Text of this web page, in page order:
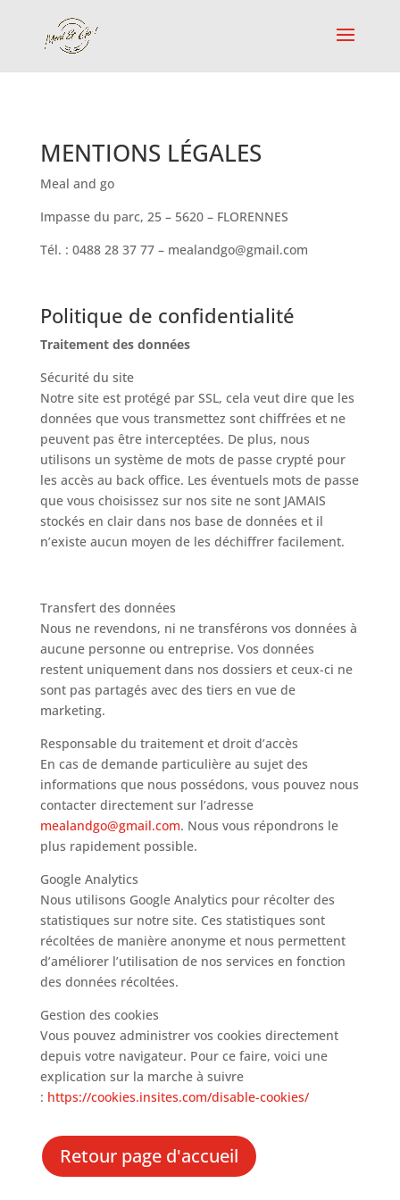
MENTIONS LÉGALES
Meal and go
Impasse du parc, 25 – 5620 – FLORENNES
Tél. : 0488 28 37 77 –mealandgo@gmail.com
Politique de confidentialité
Traitement des données
Sécurité du site
Notre site est protégé par SSL, cela veut dire que les
données que vous transmettez sont chiffrées et ne
peuvent pas être interceptées. De plus, nous
utilisons un système de mots de passe crypté pour
les accès au back office. Les éventuels mots de passe
que vous choisissez sur nos site ne sont JAMAIS
stockés en clair dans nos base de données et il
n’existe aucun moyen de les déchiffrer facilement.
Transfert des données
Nous ne revendons, ni ne transférons vos données à
aucune personne ou entreprise. Vos données
restent uniquement dans nos dossiers et ceux-ci ne
sont pas partagés avec des tiers en vue de
marketing.
Responsable du traitement et droit d’accès
En cas de demande particulière au sujet des
informations que nous possédons, vous pouvez nous
contacter directement sur l’adresse
mealandgo@gmail.com. Nous vous répondrons le
plus rapidement possible.
Google Analytics
Nous utilisons Google Analytics pour récolter des
statistiques sur notre site. Ces statistiques sont
récoltées de manière anonyme et nous permettent
d’améliorer l’utilisation de nos services en fonction
des données récoltées.
Gestion des cookies
Vous pouvez administrer vos cookies directement
depuis votre navigateur. Pour ce faire, voici une
explication sur la marche à suivre
: https://cookies.insites.com/disable-cookies/
Retour page d'accueil